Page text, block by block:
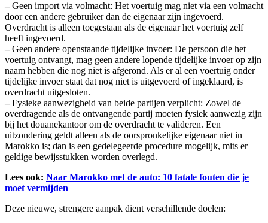
–Geen import via volmacht: Het voertuig mag niet via een volmacht
door een andere gebruiker dan de eigenaar zijn ingevoerd.
Overdracht is alleen toegestaan als de eigenaar het voertuig zelf
heeft ingevoerd.
–Geen andere openstaande tijdelijke invoer: De persoon die het
voertuig ontvangt, mag geen andere lopende tijdelijke invoer op zijn
naam hebben die nog niet is afgerond. Als er al een voertuig onder
tijdelijke invoer staat dat nog niet is uitgevoerd of ingeklaard, is
overdracht uitgesloten.
–Fysieke aanwezigheid van beide partijen verplicht: Zowel de
overdragende als de ontvangende partij moeten fysiek aanwezig zijn
bij het douanekantoor om de overdracht te valideren. Een
uitzondering geldt alleen als de oorspronkelijke eigenaar niet in
Marokko is; dan is een gedelegeerde procedure mogelijk, mits er
geldige bewijsstukken worden overlegd.
Lees ook: Naar Marokko met de auto: 10 fatale fouten die je
moet vermijden
Deze nieuwe, strengere aanpak dient verschillende doelen: